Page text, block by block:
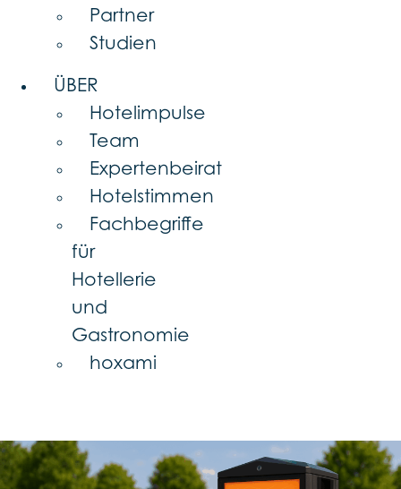
Partner
Studien
ÜBER
Hotelimpulse
Team
Expertenbeirat
Hotelstimmen
Fachbegriffe
für
Hotellerie
und
Gastronomie
hoxami